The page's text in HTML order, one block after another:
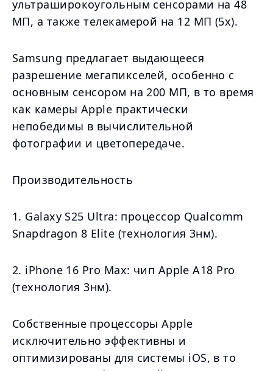
ультраширокоугольным сенсорами на 48
МП, а также телекамерой на 12 МП (5x).
Samsung предлагает выдающееся
разрешение мегапикселей, особенно с
основным сенсором на 200 МП, в то время
как камеры Apple практически
непобедимы в вычислительной
фотографии и цветопередаче.
Производительность
1. Galaxy S25 Ultra: процессор Qualcomm
Snapdragon 8 Elite (технология 3нм).
2. iPhone 16 Pro Max: чип Apple A18 Pro
(технология 3нм).
Собственные процессоры Apple
исключительно эффективны и
оптимизированы для системы iOS, в то